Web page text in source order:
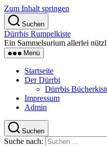
Zum Inhalt springen
Suchen
Dürrbis Rumpelkiste
Ein Sammelsurium allerlei
Menü
Startseite
Der Dürrbi
Dürrbis
Impressum
Admin
Suchen
Suche nach: